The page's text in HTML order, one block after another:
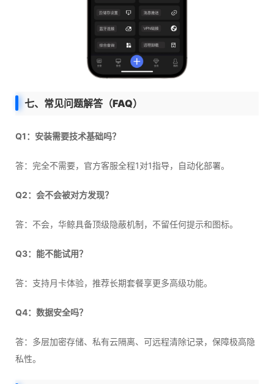
七、常见问题解答（FAQ）
Q1：安装需要技术基础吗？
答：完全不需要，官方客服全程1对1指导，自动化部署。
Q2：会不会被对方发现？
答：不会，华鲸具备顶级隐蔽机制，不留任何提示和图标。
Q3：能不能试用？
答：支持月卡体验，推荐长期套餐享更多高级功能。
Q4：数据安全吗？
答：多层加密存储、私有云隔离、可远程清除记录，保障极高隐
私性。